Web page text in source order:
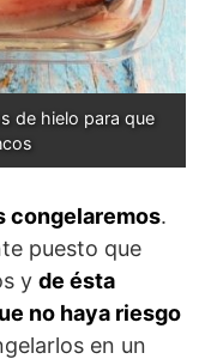
de hielo para que
congelaremos.
puesto que
y de ésta
no haya riesgo
en un